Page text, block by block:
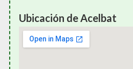
Ubicación de Acelbat